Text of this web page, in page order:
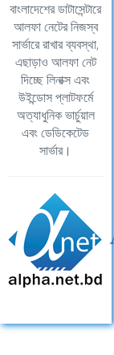
বাংলাদেশের ডাটাসেন্টারে
আলফা নেটের নিজস্ব
সার্ভারে রাখার ব্যবস্থা,
এছাড়াও আলফা নেট
দিচ্ছে লিনাক্স এবং
উইন্ডোস প্লাটফর্মে
অত্যাধুনিক ভার্চুয়াল
এবং ডেডিকেটেড
সার্ভার।